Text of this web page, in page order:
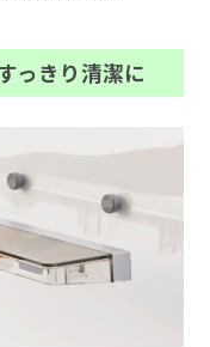
っきり清潔に